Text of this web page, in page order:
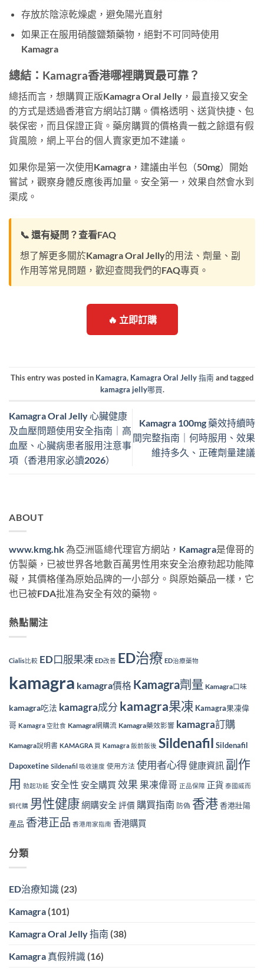
存放於陰涼乾燥處，避免陽光直射
如果正在服用硝酸鹽類藥物，絕對不可同時使用
Kamagra
總結：Kamagra香港哪裡購買最可靠？
總括而言，想購買正版Kamagra Oral Jelly，最直接又安全
的方式是透過香港官方網站訂購。價格透明、送貨快捷、包
裝保密，而且保證正貨。藥房購買的價格貴一截之餘還有假
貨風險，網上平台的個人賣家更加不建議。
如果你是第一次使用Kamagra，建議由半包（50mg）開始
嘗試，觀察身體反應後再加量。安全第一，效果自然會水到
渠成。
📞 還有疑問？查看FAQ
想了解更多關於Kamagra Oral Jelly的用法、劑量、副
作用等常見問題，歡迎查閱我們的FAQ專頁。
🔥 立即訂購
This entry was posted in Kamagra, Kamagra Oral Jelly 指南 and tagged
kamagra jelly哪買.
Kamagra Oral Jelly 心臟健康
及血壓問題使用安全指南｜高
血壓、心臟病患者服用注意事
項（香港用家必讀2026）
Kamagra 100mg 藥效持續時
間完整指南｜何時服用、效果
維持多久、正確劑量建議
ABOUT
www.kmg.hk為亞洲區總代理官方網站， Kamagra是偉哥的
仿製藥，已被世界各地數百萬男性用來安全治療勃起功能障
礙，其價格僅為原始品牌的一小部分。與原始藥品一樣，它
也已被FDA批准為安全有效的藥物。
熱點關注
Cialis比較 ED口服果凍 ED改善 ED治療 ED治療藥物
kamagra kamagra價格 Kamagra劑量 Kamagra口味
kamagra吃法 kamagra成分 kamagra果凍 Kamagra果凍偉
哥 Kamagra 空肚食 Kamagra網購流 Kamagra藥效影響 kamagra訂購
Kamagra說明書 KAMAGRA 買 Kamagra 飯前飯後 Sildenafil Sildenafil
Dapoxetine Sildenafil 吸收速度 使用方法 使用者心得健康資訊 副作
用 勃起功能 安全性 安全購買 效果 果凍偉哥 正品保障 正貨 泰國威而
鋼代購 男性健康網購安全評價 購買指南 防偽 香港香港壯陽
產品 香港正品 香港用家指南 香港購買
分類
ED治療知識 (23)
Kamagra (101)
Kamagra Oral Jelly 指南 (38)
Kamagra 真假辨識 (16)